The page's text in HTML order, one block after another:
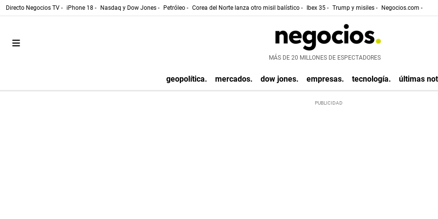
Directo Negocios TV - iPhone 18 - Nasdaq y Dow Jones - Petróleo - Corea del Norte lanza otro misil balístico - Ibex 35 - Trump y misiles - Negocios.com -
MÁS DE 20 MILLONES DE ESPECTADORES
geopolítica. mercados. dow jones. empresas. tecnología. últimas